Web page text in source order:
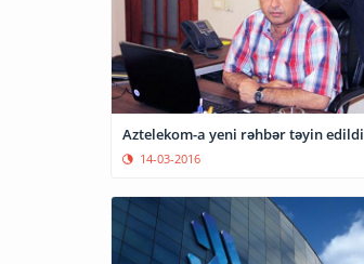
Aztelekom-a yeni rəhbər təyin edildi
14-03-2016